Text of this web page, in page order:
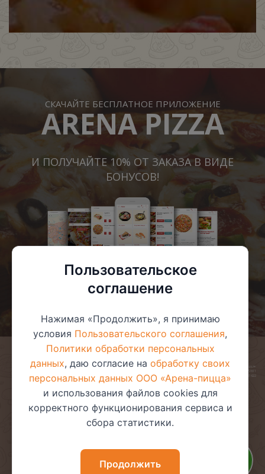
СКАЧАЙТЕ БЕСПЛАТНОЕ ПРИЛОЖЕНИЕ
ARENA PIZZA
И ПОЛУЧАЙТЕ 10% ОТ ЗАКАЗА В ВИДЕ
БОНУСОВ!
© 2025 ООО «Арена-пицца»
УНП 391272611
Магазин зарегистрирован в торговом реестре 08.05.2017 №381622
Политика видеонаблюдения
Политика в отношении
обработки файлов cookie
Пользовательское
соглашение
Нажимая «Продолжить», я принимаю
условия Пользовательского соглашения,
Политики обработки персональных
данных, даю согласие на обработку своих
персональных данных ООО «Арена-пицца»
и использования файлов cookies для
корректного функционирования сервиса и
сбора статистики.
Продолжить